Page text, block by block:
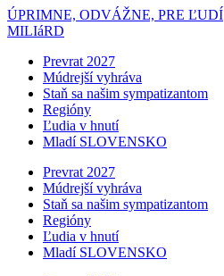
ÚPRIMNE, ODVÁŽNE, PRE ĽUDÍ
MILIáRD
Prevrat 2027
Múdrejší vyhráva
Staň sa našim sympatizantom
Regióny
Ľudia v hnutí
Mladí SLOVENSKO
Prevrat 2027
Múdrejší vyhráva
Staň sa našim sympatizantom
Regióny
Ľudia v hnutí
Mladí SLOVENSKO